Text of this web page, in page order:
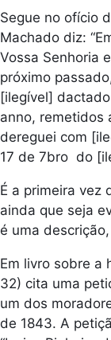
Segue no ofício
Machado diz:
Vossa Senhoria
próximo
[ilegível]
anno, remetidos
dereguei com
17 de 7bro do
É a primeira vez
ainda que seja
é uma
Em livro sobre a
32) cita uma
um dos
de 1843. A